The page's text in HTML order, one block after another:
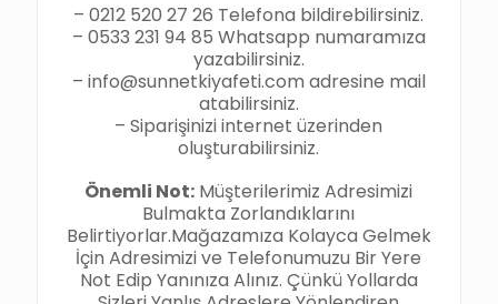
– 0212 520 27 26 Telefona bildirebilirsiniz.
– 0533 231 94 85 Whatsapp numaramıza
yazabilirsiniz.
– info@sunnetkiyafeti.com adresine mail
atabilirsiniz.
– Siparişinizi internet üzerinden
oluşturabilirsiniz.
Önemli Not: Müşterilerimiz Adresimizi
Bulmakta Zorlandıklarını
Belirtiyorlar.Mağazamıza Kolayca Gelmek
İçin Adresimizi ve Telefonumuzu Bir Yere
Not Edip Yanınıza Alınız. Çünkü Yollarda